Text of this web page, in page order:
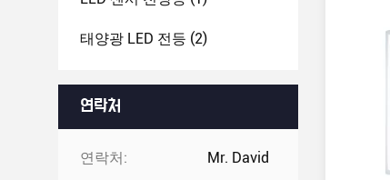
태양광 LED 전등 (2)
연락처
연락처: Mr. David